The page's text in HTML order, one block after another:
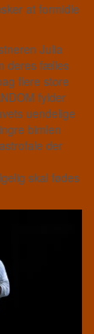
at formidle
Julia
deres fælles
flere store
fylder
uendelige
bimlen
der
skal fødes